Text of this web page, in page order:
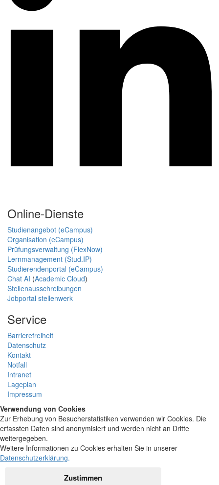
Online-Dienste
Studienangebot (eCampus)
Organisation (eCampus)
Prüfungsverwaltung (FlexNow)
Lernmanagement (Stud.IP)
Studierendenportal (eCampus)
Chat AI (Academic Cloud)
Stellenausschreibungen
Jobportal stellenwerk
Service
Barrierefreiheit
Datenschutz
Kontakt
Notfall
Intranet
Lageplan
Impressum
Verwendung von Cookies
Zur Erhebung von Besucherstatistiken verwenden wir Cookies. Die
erfassten Daten sind anonymisiert und werden nicht an Dritte
weitergegeben.
Weitere Informationen zu Cookies erhalten Sie in unserer
Datenschutzerklärung.
Zustimmen